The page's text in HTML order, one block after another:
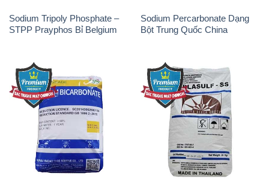
Sodium Tripoly Phosphate –
STPP Prayphos Bỉ Belgium
Sodium Percarbonate Dạng
Bột Trung Quốc China